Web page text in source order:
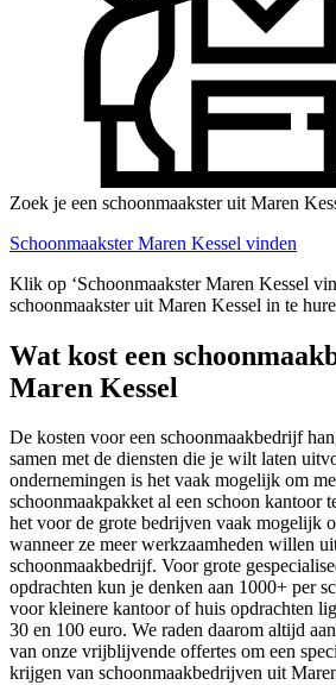
Zoek je een schoonmaakster uit Maren
Schoonmaakster Maren Kessel vinden
Klik op ‘Schoonmaakster Maren Kessel
schoonmaakster uit Maren Kessel in te
Wat kost een
Maren Kessel
De kosten voor een schoonmaakbedrijf
samen met de diensten die je wilt laten
ondernemingen is het vaak mogelijk om
schoonmaakpakket al een schoon kantoor
het voor de grote bedrijven vaak mogelijk
wanneer ze meer werkzaamheden willen
schoonmaakbedrijf. Voor grote
opdrachten kun je denken aan 1000+ per
voor kleinere kantoor of huis opdrachten
30 en 100 euro. We raden daarom altijd
van onze vrijblijvende offertes om een
krijgen van schoonmaakbedrijven uit